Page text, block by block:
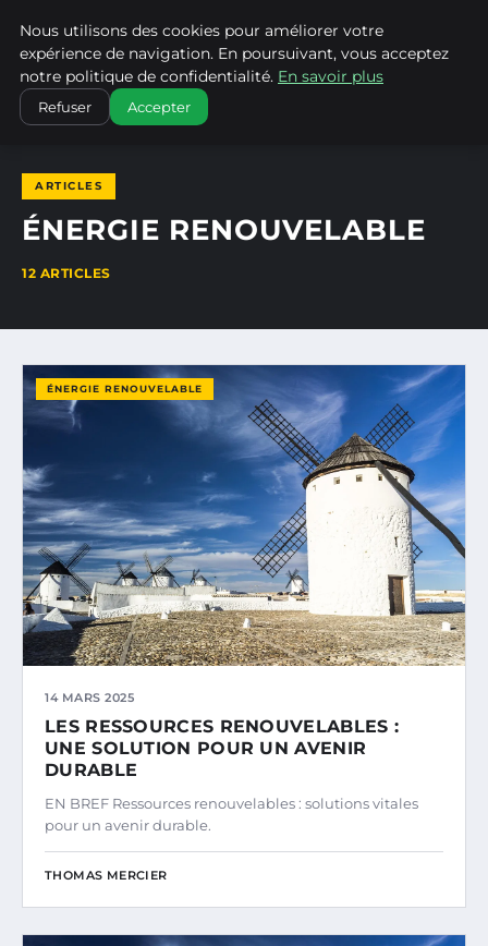
CLIMATECHANGENEBRASKA
ACCUEIL ÉNERGIE RENOUVELABLE
ARTICLES
ÉNERGIE RENOUVELABLE
12 ARTICLES
ÉNERGIE RENOUVELABLE
14 MARS 2025
LES RESSOURCES RENOUVELABLES :
UNE SOLUTION POUR UN AVENIR
DURABLE
EN BREF Ressources renouvelables : solutions vitales
pour un avenir durable.
THOMAS MERCIER
Nous utilisons des cookies pour améliorer votre
expérience de navigation. En poursuivant, vous acceptez
notre politique de confidentialité. En savoir plus
Refuser Accepter